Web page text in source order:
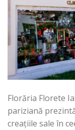
Florăria Florete
pariziană
creațiile sale în